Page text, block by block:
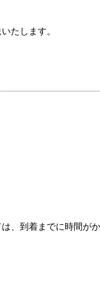
たします。
、到着までに時間が